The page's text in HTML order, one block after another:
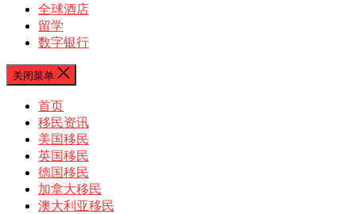
全球酒店
留学
数字银行
关闭菜单
首页
移民资讯
美国移民
英国移民
德国移民
加拿大移民
澳大利亚移民